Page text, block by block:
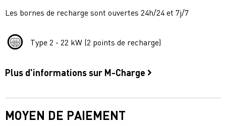
Les bornes de recharge sont ouvertes 24h/24 et 7j/7
Type 2 - 22 kW (2 points de recharge)
Plus d'informations sur M-Charge
MOYEN DE PAIEMENT